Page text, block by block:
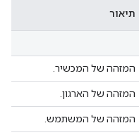
תיאור
המזהה של המכשיר.
המזהה של הארגון.
המזהה של המשתמש.